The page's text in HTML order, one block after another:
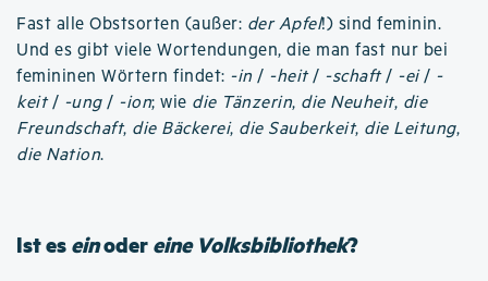
Fast alle Obstsorten (außer: der Apfel!) sind feminin.
Und es gibt viele Wortendungen, die man fast nur bei
femininen Wörtern findet: -in / -heit/ -schaft/ -ei/ -
keit/ -ung/ -ion; wie die Tänzerin, die Neuheit, die
Freundschaft, die Bäckerei, die Sauberkeit, die Leitung,
die Nation.
Ist eseinodereine Volksbibliothek?